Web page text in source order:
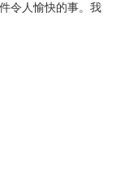
令人愉快的事。我